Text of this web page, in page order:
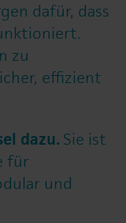
dafür, dass
zu
effizient
dazu. Sie ist
für
und